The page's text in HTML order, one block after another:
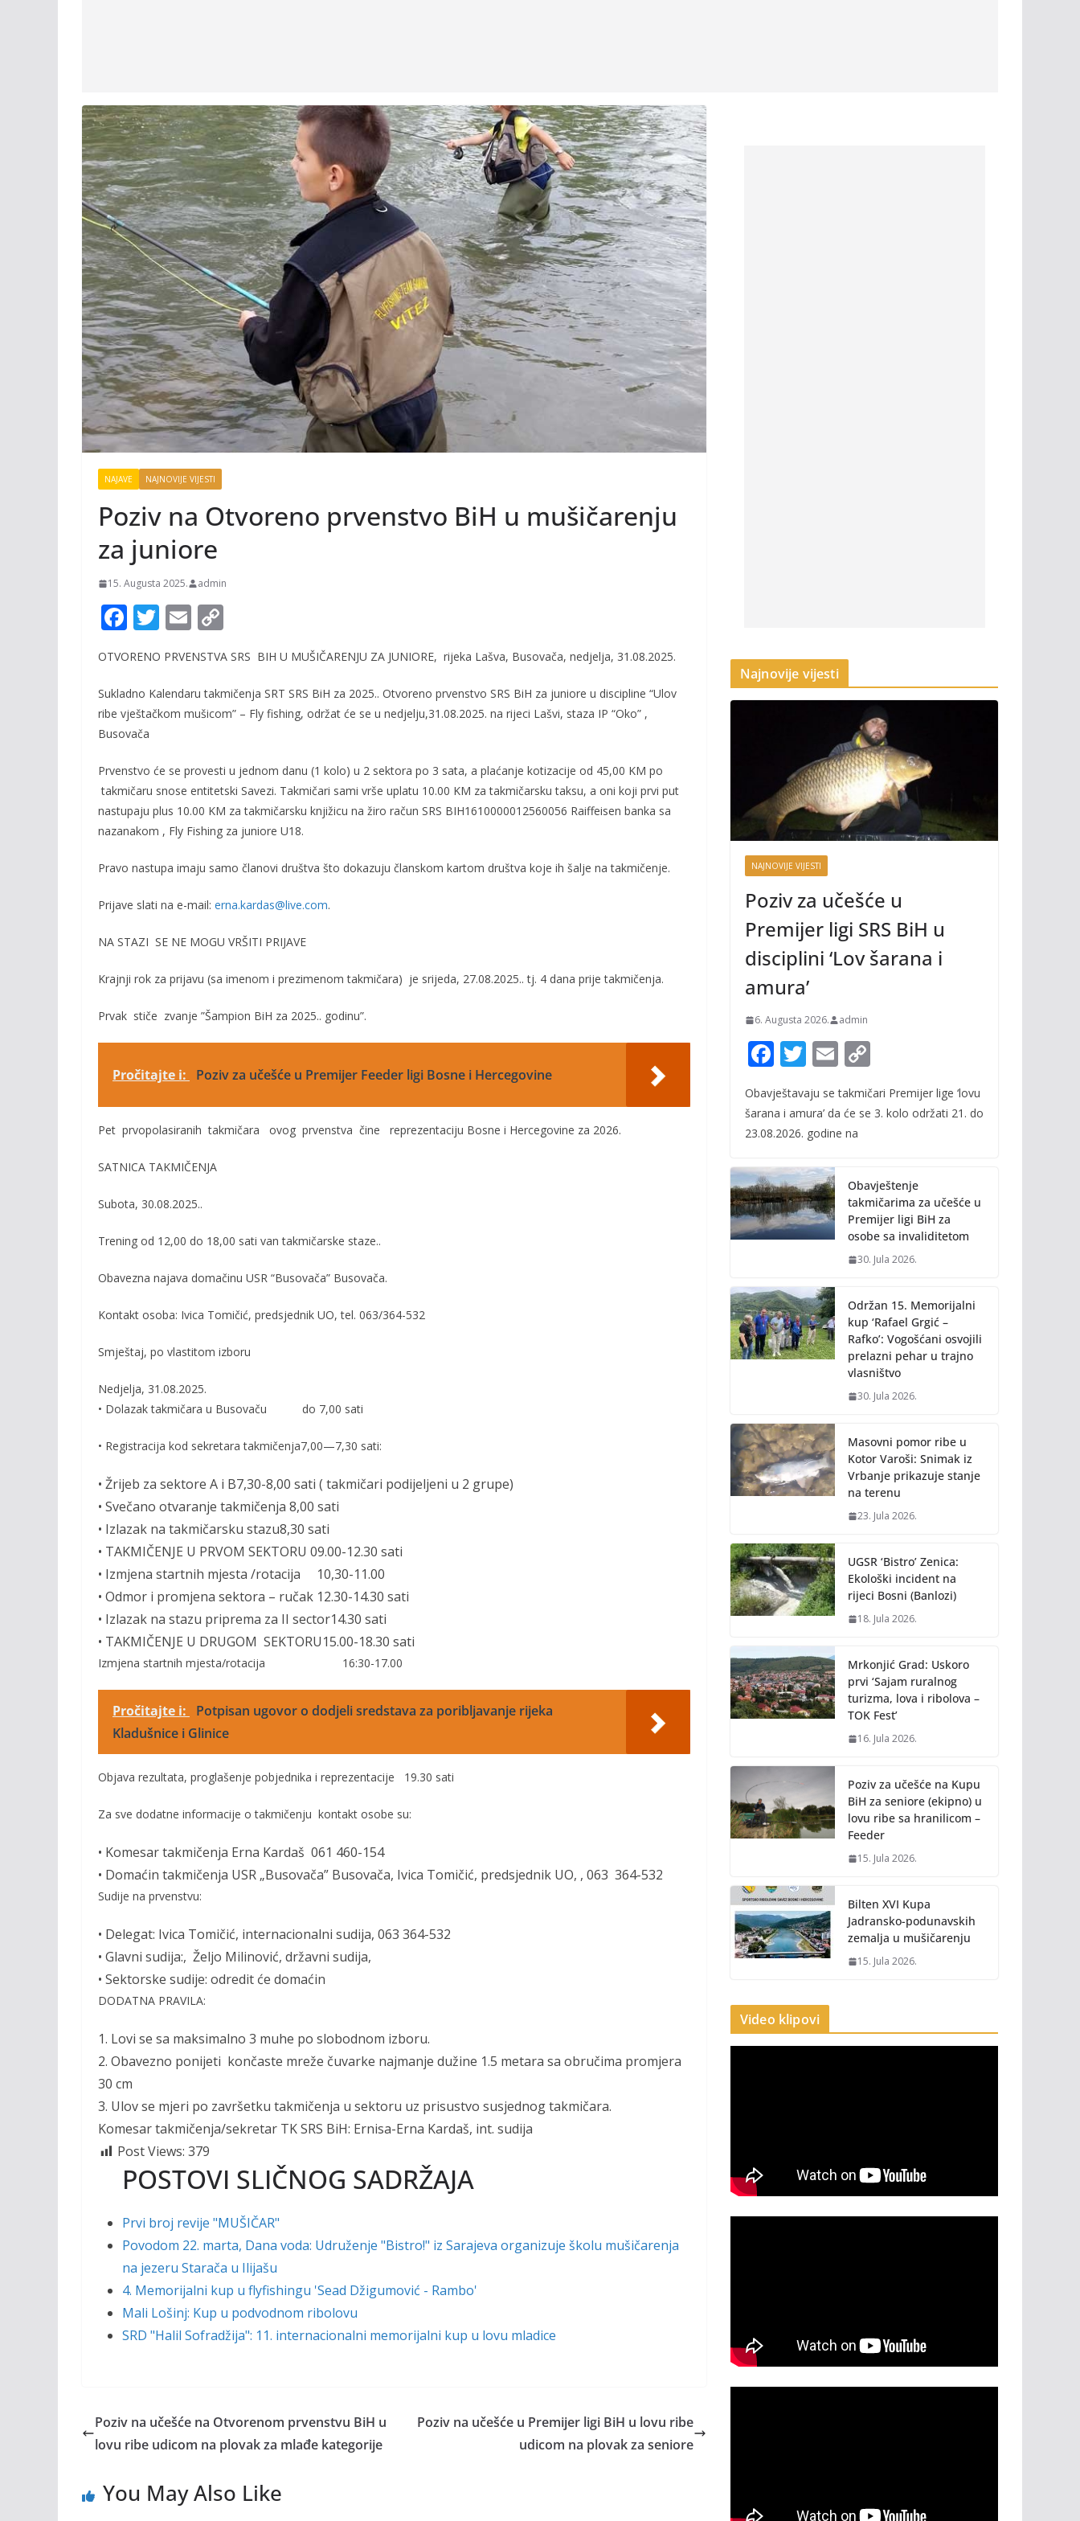
NAJAVE NAJNOVIJE VIJESTI
Poziv na Otvoreno prvenstvo BiH u mušičarenju
za juniore
15. Augusta 2025. admin
F
e
b
o
o
k
T
itt
er
E
ai
l
p
y
Li
k
OTVORENO PRVENSTVA SRS BIH U MUŠIČARENJU ZA JUNIORE, rijeka Lašva, Busovača, nedjelja, 31.08.2025.
Sukladno Kalendaru takmičenja SRT SRS BiH za 2025.. Otvoreno prvenstvo SRS BiH za juniore u discipline “Ulov
ribe vještačkom mušicom” – Fly fishing, održat će se u nedjelju,31.08.2025. na rijeci Lašvi, staza IP “Oko” ,
Busovača
Prvenstvo će se provesti u jednom danu (1 kolo) u 2 sektora po 3 sata, a plaćanje kotizacije od 45,00 KM po
takmičaru snose entitetski Savezi. Takmičari sami vrše uplatu 10.00 KM za takmičarsku taksu, a oni koji prvi put
nastupaju plus 10.00 KM za takmičarsku knjižicu na žiro račun SRS BIH1610000012560056 Raiffeisen banka sa
nazanakom , Fly Fishing za juniore U18.
Pravo nastupa imaju samo članovi društva što dokazuju članskom kartom društva koje ih šalje na takmičenje.
Prijave slati na e-mail: erna.kardas@live.com.
NA STAZI SE NE MOGU VRŠITI PRIJAVE
Krajnji rok za prijavu (sa imenom i prezimenomtakmičara) je srijeda, 27.08.2025.. tj. 4 dana prije takmičenja.
Prvak stiče zvanje ”Šampion BiH za 2025.. godinu”.
Pročitajte i: Poziv za učešće u Premijer Feeder ligi Bosne i Hercegovine
Pet prvopolasiranih takmičara ovog prvenstva čine reprezentaciju Bosne i Hercegovine za 2026.
SATNICA TAKMIČENJA
Subota, 30.08.2025..
Trening od 12,00 do 18,00 sati van takmičarske staze..
Obavezna najava domačinu USR “Busovača” Busovača.
Kontakt osoba: Ivica Tomičić, predsjednik UO,tel. 063/364-532
Smještaj, po vlastitom izboru
Nedjelja, 31 .08.2025.
• Dolazak takmičara u Busovaču
do 7,00 sati
• Registracija kod sekretara takmičenja7,00—7,30 sati:
• Žrijeb za sektore A i B7,30-8,00 sati ( takmičari podijeljeni u 2 grupe)
• Svečano otvaranje takmičenja 8,00 sati
• Izlazak na takmičarsku stazu8,30 sati
• TAKMIČENJE U PRVOM SEKTORU 09.00-12.30 sati
• Izmjena startnih mjesta /rotacija 10,30-11.00
• Odmor i promjena sektora – ručak 12.30-14.30 sati
• Izlazak na stazu priprema za II sector14.30 sati
• TAKMIČENJE U DRUGOM SEKTORU15.00-18.30 sati
Izmjena startnih mjesta/rotacija 16:30-17.00
Pročitajte i:
Potpisan ugovor o dodjeli sredstava za poribljavanje rijeka
Kladušnice i Glinice
Objava rezultata, proglašenje pobjednika i reprezentacije 19.30 sati
Za sve dodatne informacije o takmičenju kontakt osobe su:
• Komesar takmičenja Erna Kardaš 061 460-154
• Domaćin takmičenja USR „Busovača” Busovača, Ivica Tomičić, predsjednik UO, , 063 364-532
Sudije na prvenstvu:
• Delegat: Ivica Tomičić, internacionalni sudija, 063 364-532
• Glavni sudija:, Željo Milinović, državni sudija,
• Sektorske sudije: odredit će domaćin
DODATNA PRAVILA:
1. Lovi se sa maksimalno 3 muhe po slobodnom izboru.
2. Obavezno ponijeti končaste mreže čuvarke najmanje dužine 1.5 metara sa obručima promjera
30 cm
3. Ulov se mjeri po završetku takmičenja u sektoru uz prisustvo susjednog takmičara.
Komesar takmičenja/sekretar TK SRS BiH: Ernisa-Erna Kardaš, int. sudija
Post Views: 379
POSTOVI SLIČNOG SADRŽAJA
Prvi broj revije "MUŠIČAR"
Povodom 22. marta, Dana voda: Udruženje "Bistro!" iz Sarajeva organizuje školu mušičarenja
na jezeru Starača u Ilijašu
4. Memorijalni kup u flyfishingu 'Sead Džigumović - Rambo'
Mali Lošinj: Kup u podvodnom ribolovu
SRD "Halil Sofradžija": 11. internacionalni memorijalni kup u lovu mladice
Poziv na učešće na Otvorenom prvenstvu BiH u
lovu ribe udicom na plovak za mlađe kategorije
Poziv na učešće u Premijer ligi BiH u lovu ribe
udicom na plovak za seniore
You May Also Like
Najnovije vijesti
NAJNOVIJE VIJESTI
Poziv za učešće u
Premijer ligi SRS BiH u
disciplini ‘Lov šarana i
amura’
6. Augusta 2026. admin
F
ac
e
b
o
k
T
itt
er
E
m
ai
l
o
p
n
k
Obavještavaju se takmičari Premijer lige ‘lovu
šarana i amura’ da će se 3. kolo održati 21. do
23.08.2026. godine na
Obavještenje
takmičarima za učešće u
Premijer ligi BiH za
osobe sa invaliditetom
30. Jula 2026.
Održan 15. Memorijalni
kup ‘Rafael Grgić –
Rafko’: Vogošćani osvojili
prelazni pehar u trajno
vlasništvo
30. Jula 2026.
Masovni pomor ribe u
Kotor Varoši: Snimak iz
Vrbanje prikazuje stanje
na terenu
23. Jula 2026.
UGSR ‘Bistro’ Zenica:
Ekološki incident na
rijeci Bosni (Banlozi)
18. Jula 2026.
Mrkonjić Grad: Uskoro
prvi ‘Sajam ruralnog
turizma, lova i ribolova –
TOK Fest’
16. Jula 2026.
Poziv za učešće na Kupu
BiH za seniore (ekipno) u
lovu ribe sa hranilicom –
Feeder
15. Jula 2026.
Bilten XVI Kupa
Jadransko-podunavskih
zemalja u mušičarenju
15. Jula 2026.
Video klipovi